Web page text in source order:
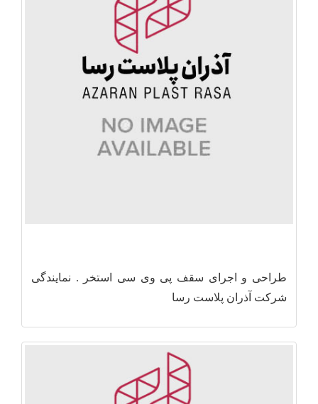
طراحی و اجرای سقف پی وی سی استخر . نمایندگی
شرکت آذران پلاست رسا